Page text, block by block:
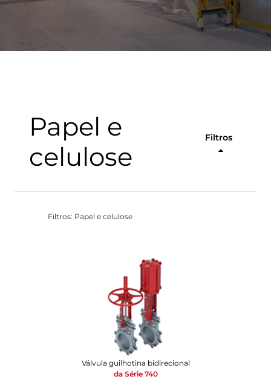
Papel e
celulose
Filtros
Filtros: Papel e celulose
Válvula guilhotina bidirecional
da Série 740